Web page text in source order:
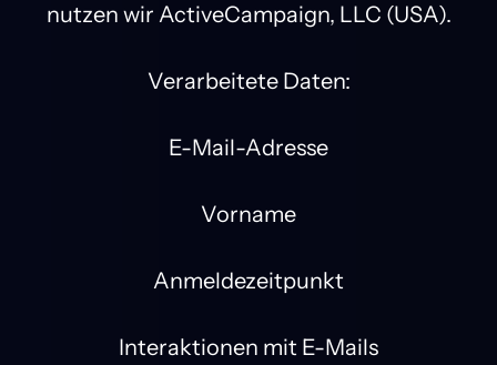
nutzen wir ActiveCampaign, LLC (USA).
Verarbeitete Daten:
E-Mail-Adresse
Vorname
Anmeldezeitpunkt
Interaktionen mit E-Mails